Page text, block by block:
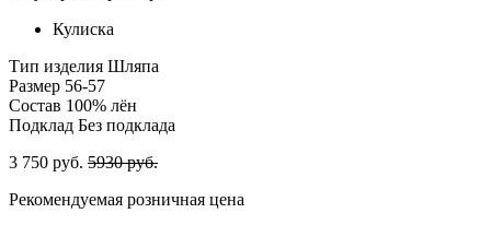
Кулиска
Тип изделия Шляпа
Размер 56-57
Состав 100% лён
Подклад Без подклада
3 750 руб. 5930 руб.
Рекомендуемая розничная цена